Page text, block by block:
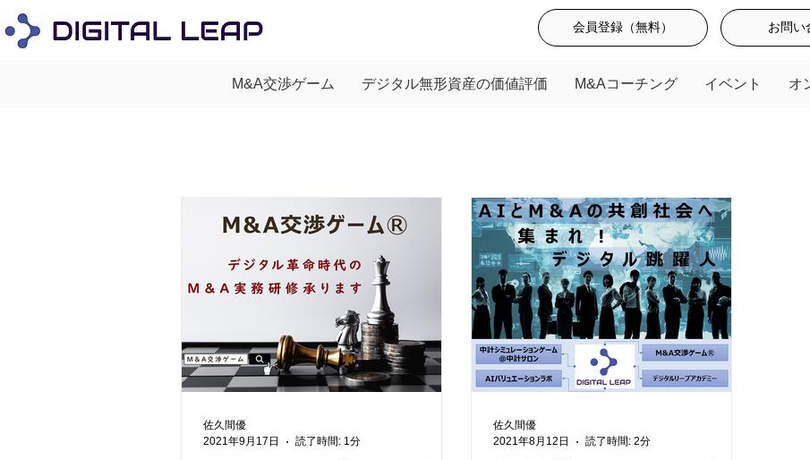
会員登録（無料） お問い
M&A交渉ゲーム デジタル無形資産の価値評価 M&Aコーチング イベント オ
佐久間優
2021年9月17日
読了時間: 1分
佐久間優
2021年8月12日
読了時間: 2分